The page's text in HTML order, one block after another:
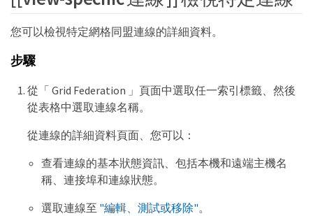
您可以檢視特定網格同盟連線的詳細資料。
步驟
從「 Grid Federation 」頁面中選取任一索引標籤、然後
從表格中選取連線名稱。
從連線的詳細資料頁面、您可以：
查看連線的基本狀態資訊、包括本機和遠端主機名
稱、連接埠和連線狀態。
選取連線至 "編輯、測試或移除"。